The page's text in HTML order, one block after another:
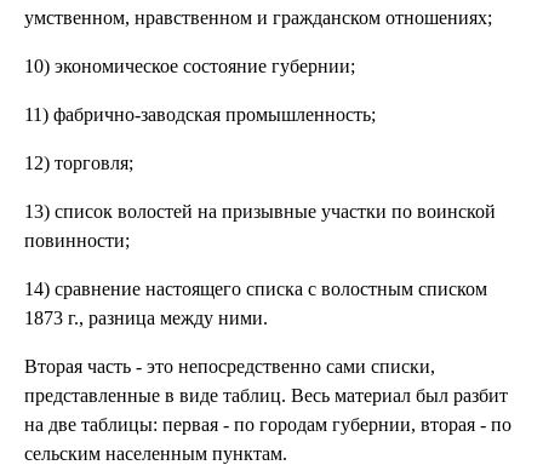
умственном, нравственном и гражданском отношениях;
10) экономическое состояние губернии;
11) фабрично-заводская промышленность;
12) торговля;
13) список волостей на призывные участки по воинской
повинности;
14) сравнение настоящего списка с волостным списком
1873 г., разница между ними.
Вторая часть - это непосредственно сами списки,
представленные в виде таблиц. Весь материал был разбит
на две таблицы: первая - по городам губернии, вторая - по
сельским населенным пунктам.